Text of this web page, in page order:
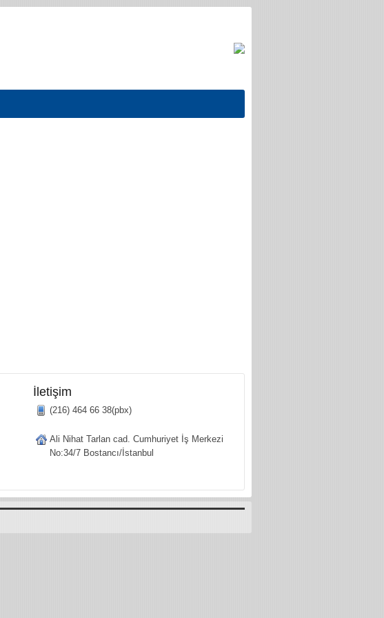
İletişim
(216) 464 66 38(pbx)
Ali Nihat Tarlan cad. Cumhuriyet İş Merkezi
No:34/7 Bostancı/İstanbul